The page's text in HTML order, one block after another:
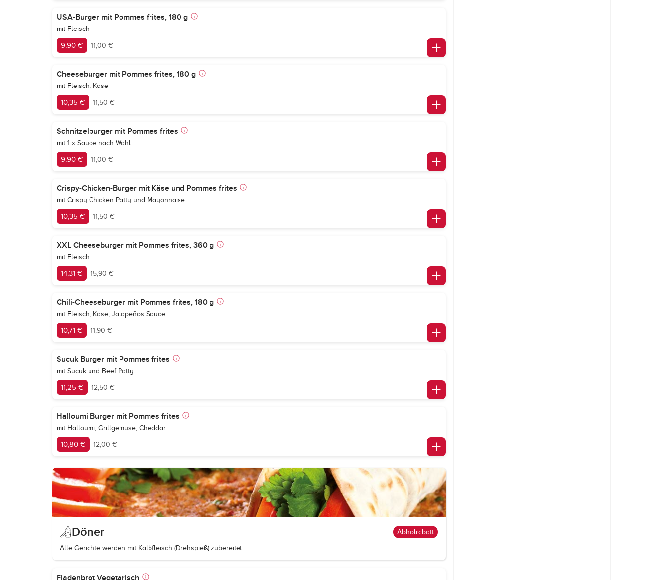
USA-Burger mit Pommes frites, 180 g
mit Fleisch
9,90 € 11,00 €
Cheeseburger mit Pommes frites, 180 g
mit Fleisch, Käse
10,35 € 11,50 €
Schnitzelburger mit Pommes frites
mit 1 x Sauce nach Wahl
9,90 € 11,00 €
Crispy-Chicken-Burger mit Käse und Pommes frites
mit Crispy Chicken Patty und Mayonnaise
10,35 € 11,50 €
XXL Cheeseburger mit Pommes frites, 360 g
mit Fleisch
14,31 € 15,90 €
Chili-Cheeseburger mit Pommes frites, 180 g
mit Fleisch, Käse, Jalapeños Sauce
10,71 € 11,90 €
Sucuk Burger mit Pommes frites
mit Sucuk und Beef Patty
11,25 € 12,50 €
Halloumi Burger mit Pommes frites
mit Halloumi, Grillgemüse, Cheddar
10,80 € 12,00 €
Döner Abholrabatt
Alle Gerichte werden mit Kalbfleisch (Drehspieß) zubereitet.
Fladenbrot Vegetarisch